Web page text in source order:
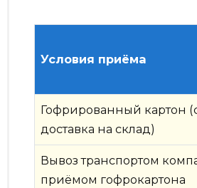
Условия приёма
Гофрированный картон
доставка на склад)
Вывоз транспортом
приёмом гофрокартона